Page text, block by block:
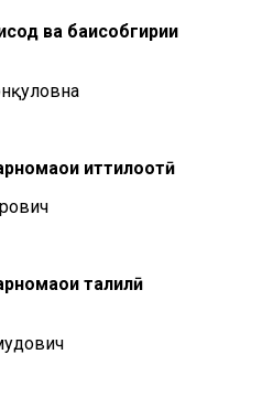
ва баҳисобгирии
иттилоотӣ
таҳлилӣ